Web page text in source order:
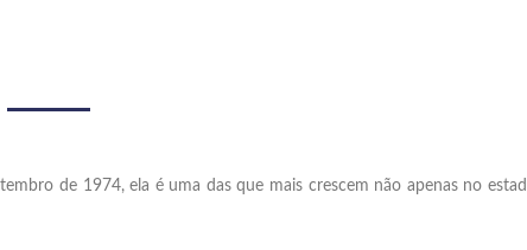
de 1974, ela é uma das que mais crescem não apenas no